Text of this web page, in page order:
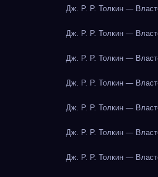
Дж. Р. Р. Толкин —
Дж. Р. Р. Толкин —
Дж. Р. Р. Толкин —
Дж. Р. Р. Толкин —
Дж. Р. Р. Толкин —
Дж. Р. Р. Толкин —
Дж. Р. Р. Толкин —